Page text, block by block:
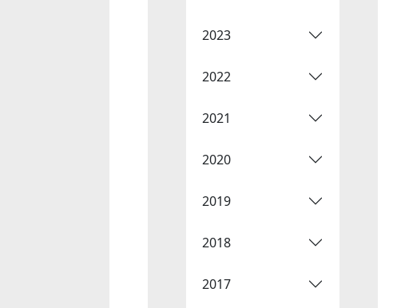
2023
2022
2021
2020
2019
2018
2017